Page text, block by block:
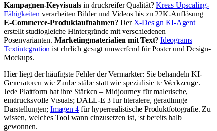
Kampagnen-Keyvisuals in druckreifer Qualität? Kreas Upscaling-
Fähigkeiten verarbeiten Bilder und Videos bis zu 22K-Auflösung.
E-Commerce-Produktaufnahmen? Der X-Design KI-Agent
erstellt studiogleiche Hintergründe mit verschiedenen
Posenvarianten. Marketingmaterialien mit Text? Ideograms
Textintegration ist ehrlich gesagt umwerfend für Poster und Design-
Mockups.
Hier liegt der häufigste Fehler der Vermarkter: Sie behandeln KI-
Generatoren wie Zauberstäbe statt wie spezialisierte Werkzeuge.
Jede Plattform hat ihre Stärken – Midjourney für malerische,
eindrucksvolle Visuals; DALL-E 3 für literalere, geradlinige
Darstellungen; Imagen 4 für hyperrealistische Produktfotografie. Zu
wissen, welches Tool wann einzusetzen ist, ist bereits halb
gewonnen.